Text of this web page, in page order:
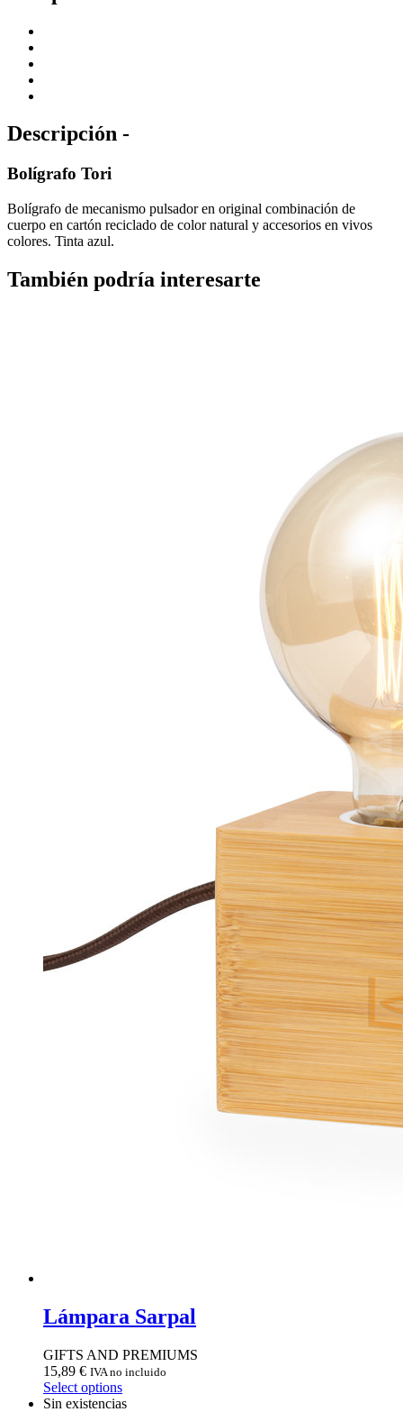
Descripción -
Bolígrafo Tori
Bolígrafo de mecanismo pulsador en original combinación de
cuerpo en cartón reciclado de color natural y accesorios en vivos
colores. Tinta azul.
También podría interesarte
Lámpara Sarpal
GIFTS AND PREMIUMS
15,89 € IVA no incluido
Select options
Sin existencias